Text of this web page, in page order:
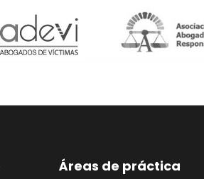
Áreas de práctica